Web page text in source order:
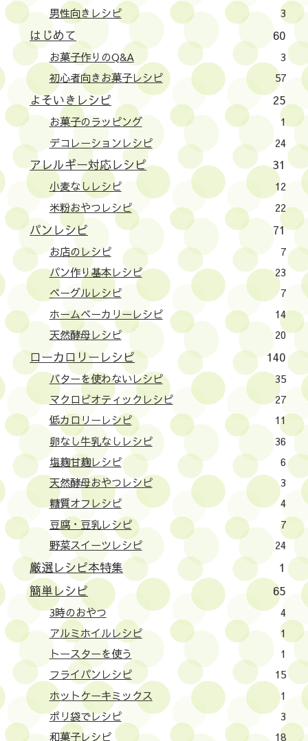
男性向きレシピ
3
はじめて 60
お菓子作りのQ&A
3
初心者向きお菓子レシピ
57
よそいきレシピ 25
お菓子のラッピング
1
デコレーションレシピ
24
アレルギー対応レシピ 31
小麦なしレシピ
12
米粉おやつレシピ
22
パンレシピ 71
お店のレシピ
7
パン作り基本レシピ
23
ベーグルレシピ
7
ホームベーカリーレシピ
14
天然酵母レシピ
20
ローカロリーレシピ 140
バターを使わないレシピ
35
マクロビオティックレシピ
27
低カロリーレシピ
11
卵なし牛乳なしレシピ
36
塩麹甘麹レシピ
6
天然酵母おやつレシピ
3
糖質オフレシピ
4
豆腐・豆乳レシピ
7
野菜スイーツレシピ
24
厳選レシピ本特集
1
簡単レシピ
65
3時のおやつ
4
アルミホイルレシピ
1
トースターを使う
1
フライパンレシピ
15
ホットケーキミックス
1
ポリ袋でレシピ
3
和菓子レシピ
18